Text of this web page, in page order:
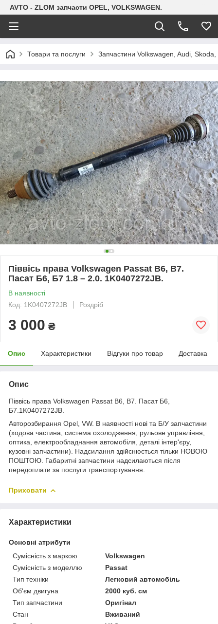
AVTO - ZLOM запчасти OPEL, VOLKSWAGEN.
Товари та послуги Запчастини Volkswagen, Audi, Skoda,
Піввісь права Volkswagen Passat B6, B7.
Пасат Б6, Б7 1.8 – 2.0. 1K0407272JB.
В наявності
Код: 1K0407272JB
Роздріб
3 000 ₴
Опис Характеристики Відгуки про товар Доставка
Опис
Піввісь права Volkswagen Passat B6, B7. Пасат Б6,
Б7.1K0407272JB.
Авторозбирання Opel, VW. В наявності нові та Б/У запчастини
(ходова частина, система охолодження, рульове управління,
оптика, електрообладнання автомобіля, деталі інтер'єру,
кузовні запчастини). Надсилання здійснюється тільки НОВОЮ
ПОШТОЮ. Габаритні запчастини надсилаються після
передоплати за послуги транспортування.
Приховати
Характеристики
Основні атрибути
Сумісність з маркою
Volkswagen
Сумісність з моделлю
Passat
Тип техніки
Легковий автомобіль
Об'єм двигуна
2000 куб. см
Тип запчастини
Оригінал
Стан
Вживаний